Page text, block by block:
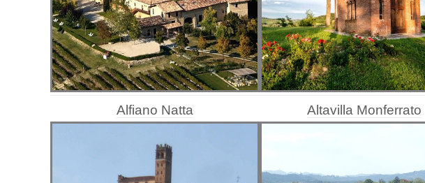
Alfiano Natta Altavilla Monferrato